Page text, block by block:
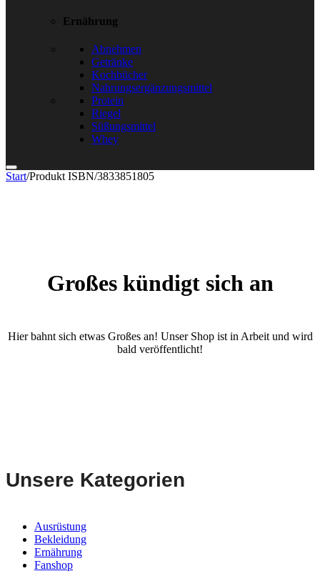
Ernährung
Abnehmen
Getränke
Kochbücher
Nahrungsergänzungsmittel
Protein
Riegel
Süßungsmittel
Whey
Start/Produkt ISBN/3833851805
Großes kündigt sich an
Hier bahnt sich etwas Großes an! Unser Shop ist in Arbeit und wird
bald veröffentlicht!
Unsere Kategorien
Ausrüstung
Bekleidung
Ernährung
Fanshop